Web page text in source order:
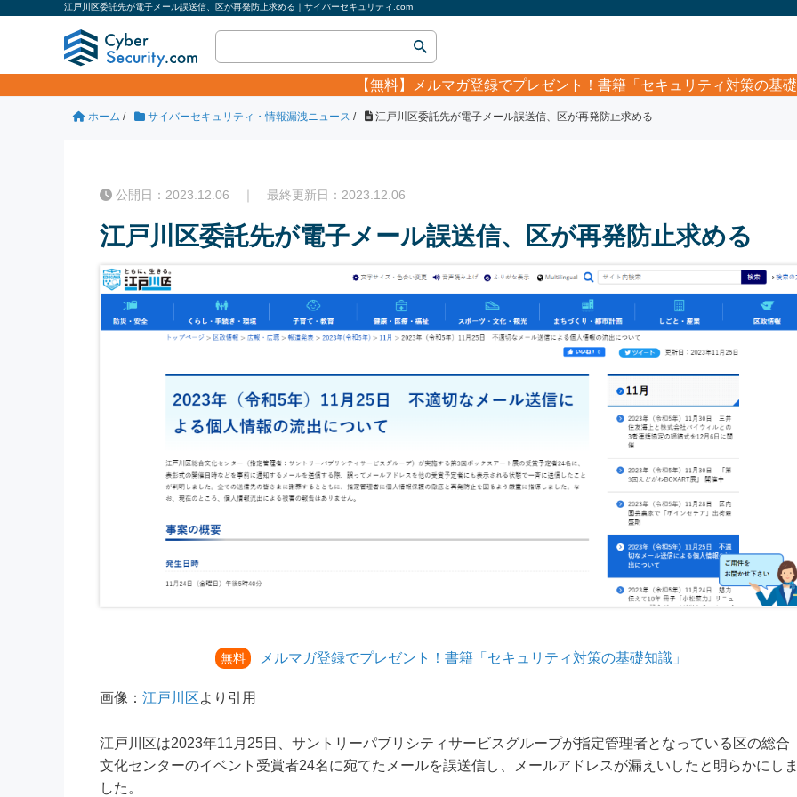
江戸川区委託先が電子メール誤送信、区が再発防止求める｜サイバーセキュリティ.com
【無料】 メルマガ登録でプレゼント！書籍「セキュリティ対策の基
ホーム / サイバーセキュリティ・情報漏洩ニュース / 江戸川区委託先が電子メール誤送信、区が再発防止求める
公開日：2023.12.06 ｜ 最終更新日：2023.12.06
江戸川区委託先が電子メール誤送信、区が再発防止求める
無料 メルマガ登録でプレゼント！書籍「セキュリティ対策の基礎知識」
画像： 江戸川区より引用
江戸川区は2023年11月25日、サントリーパブリシティサービスグループが指定管理者となっている区の総合
文化センターのイベント受賞者24名に宛てたメールを誤送信し、メールアドレスが漏えいしたと明らかにし
した。